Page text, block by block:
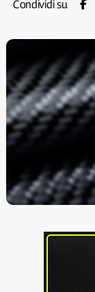
Condividi su